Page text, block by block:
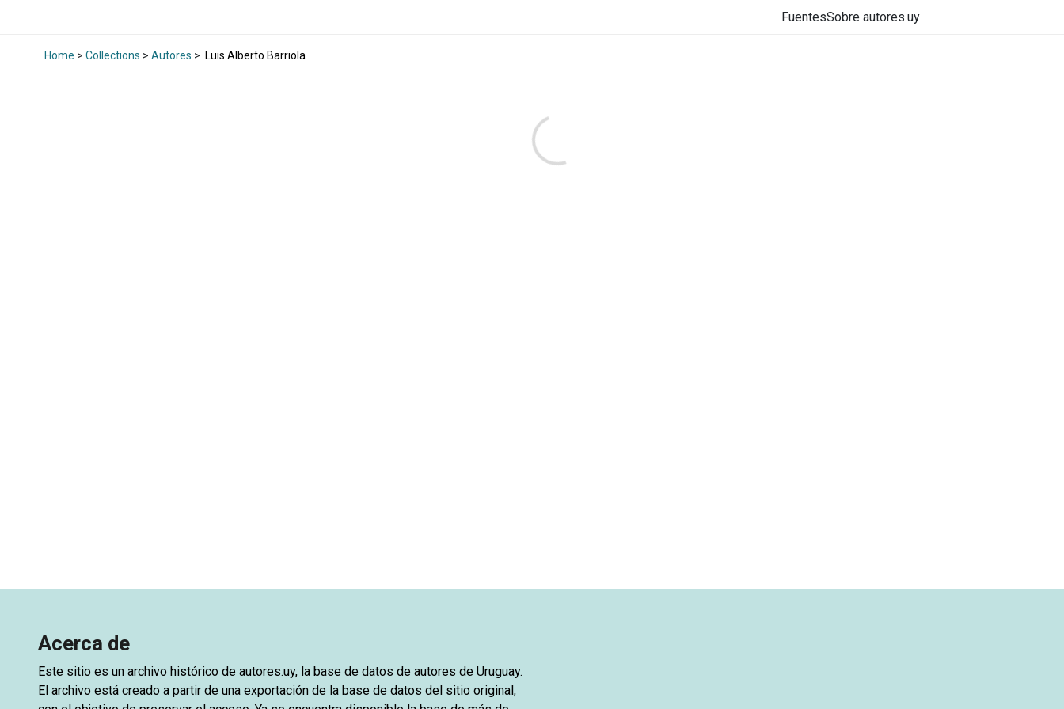
FuentesSobre autores.uy
Home > Collections > Autores > Luis Alberto Barriola
Acerca de
Este sitio es un archivo histórico de autores.uy, la base de datos de autores de Uruguay.
El archivo está creado a partir de una exportación de la base de datos del sitio original,